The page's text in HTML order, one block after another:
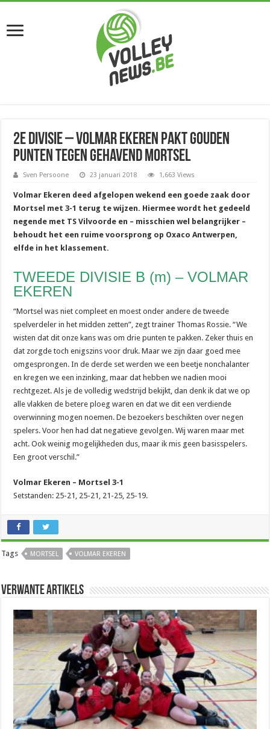
2e divisie – Volmar Ekeren pakt gouden
punten tegen gehavend Mortsel
Sven Persoone 23 januari 2018 1,663 Views
Volmar Ekeren deed afgelopen wekend een goede zaak door
Mortsel met 3-1 terug te wijzen. Hiermee wordt het gedeeld
negende met TS Vilvoorde en – misschien wel belangrijker –
behoudt het een ruime voorsprong op Oxaco Antwerpen,
elfde in het klassement.
TWEEDE DIVISIE B (m) – VOLMAR
EKEREN
“Mortsel was niet compleet en moest onder andere de tweede
spelverdeler in het midden zetten”, zegt trainer Thomas Rossie. “We
wisten dat dit onze kans was om drie punten te pakken. Zeker thuis en
dat zorgde toch enigszins voor druk. Maar we zijn daar goed mee
omgesprongen. In de derde set werden we een beetje nonchalanter
en kregen we een inzinking, maar dat hebben we nadien mooi
rechtgezet. Als je de volledig wedstrijd bekijkt, dan denk ik dat we op
alle vlakken de betere ploeg waren en dat we dit een verdiende
overwinning mogen noemen. De bezoekers beschikten over negen
spelers. Voor hen had dat negatieve gevolgen. Wij waren maar met
acht. Ook weinig mogelijkheden dus, maar ik mis geen basisspelers.
Een groot verschil.”
Volmar Ekeren – Mortsel 3-1
Setstanden: 25-21, 25-21, 21-25, 25-19.
Tags MORTSEL VOLMAR EKEREN
Verwante artikels